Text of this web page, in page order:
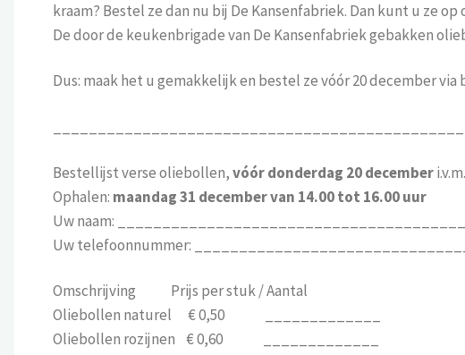
kraam? Bestel ze dan nu bij De Kansenfabriek. Dan kunt u ze op
De door de keukenbrigade van De Kansenfabriek gebakken
Dus: maak het u gemakkelijk en bestel ze vóór 20 december via
Bestellijst verse oliebollen,vóór donderdag 20 december
Ophalen: maandag 31 december van 14.00 tot 16.00 uur
Uw naam: ________________________________________
Uw telefoonnummer:
Omschrijving Prijs per stuk / Aantal
Oliebollen naturel € 0,50 _____________
Oliebollen rozijnen € 0,60 _____________